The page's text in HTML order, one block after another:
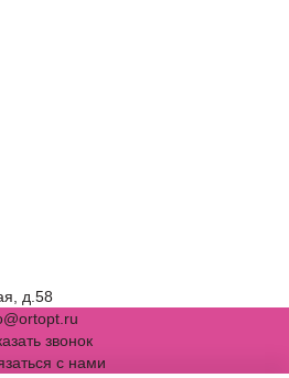
д.58
звонок
с нами